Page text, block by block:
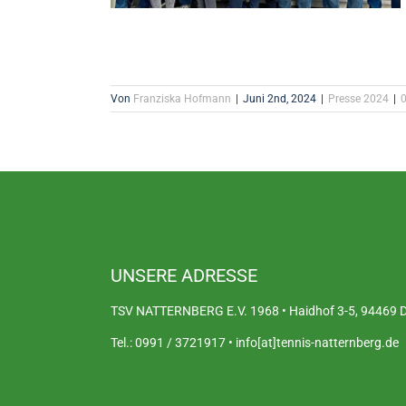
Von Franziska Hofmann Juni 2nd, 2024 Presse 2024
UNSERE ADRESSE
TSV NATTERNBERG E.V. 1968 • Haidhof 3-5,
Tel.: 0991 / 3721917 • info[at]tennis-natternberg.de